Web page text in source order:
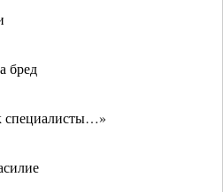
бред
специалисты…»